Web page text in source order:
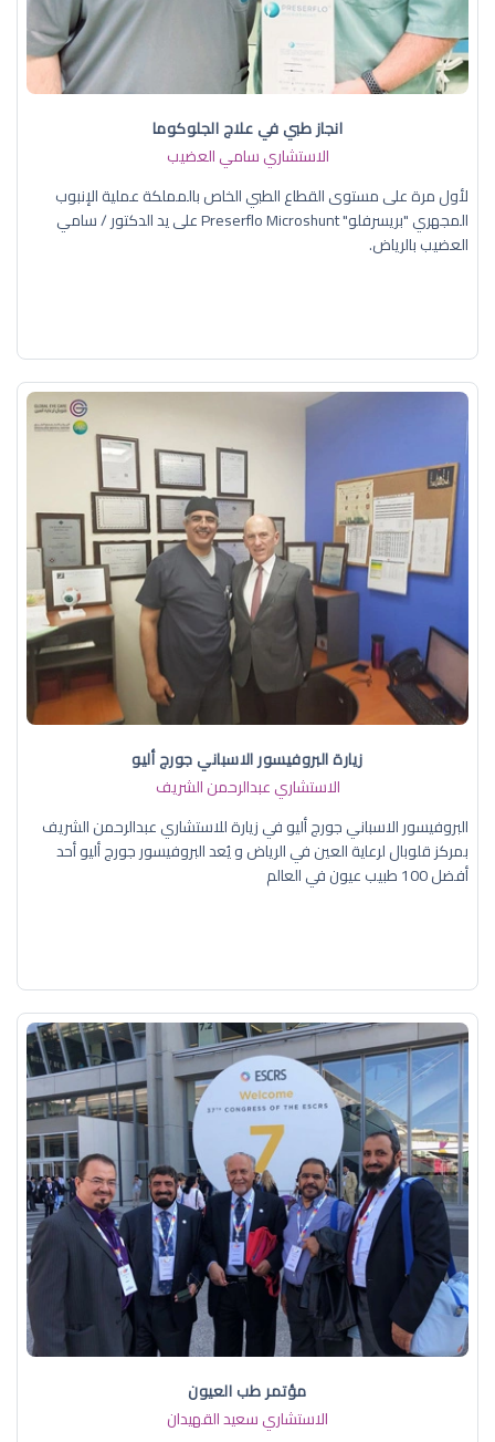
انجاز طبي في علاج الجلوكوما
الاستشاري سامي العضيب
لأول مرة على مستوى القطاع الطبي الخاص بالمملكة عملية الإنبوب
المجهري "بريسرفلو" Preserflo Microshunt على يد الدكتور / سامي
العضيب بالرياض.
زيارة البروفيسور الاسباني جورج أليو
الاستشاري عبدالرحمن الشريف
البروفيسور الاسباني جورج أليو في زيارة للاستشاري عبدالرحمن الشريف
بمركز قلوبال لرعاية العين في الرياض و يُعد البروفيسور جورج أليو أحد
أفضل 100 طبيب عيون في العالم
مؤتمر طب العيون
الاستشاري سعيد القهيدان